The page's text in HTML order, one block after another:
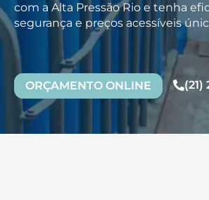
com a Alta Pressão Rio e tenha
segurança e preços acessíveis
ORÇAMENTO ONLINE (21)